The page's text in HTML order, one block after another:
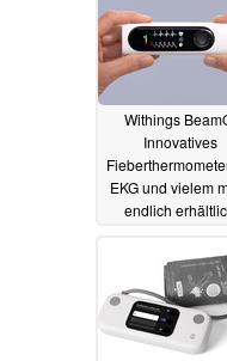
Withings
Innovatives
EKG und vielem
endlich